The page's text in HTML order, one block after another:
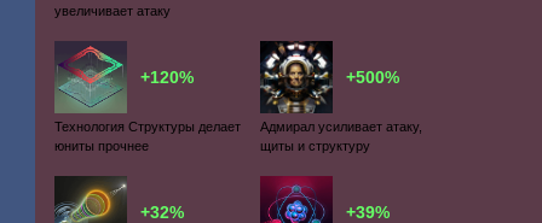
увеличивает атаку
+120%
Технология Структуры делает
юниты прочнее
+500%
Адмирал усиливает атаку,
щиты и структуру
+32% +39%